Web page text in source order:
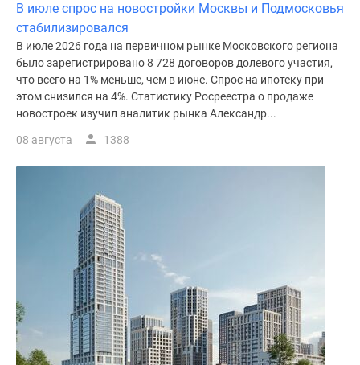
водоема
Коттеджные
поселки
ипотеку
Бизнес-
центры
В июле спрос на новостройки Москвы и Подмосковья
стабилизировался
В июле 2026 года на первичном рынке Московского региона
было зарегистрировано 8 728 договоров долевого участия,
что всего на 1% меньше, чем в июне. Спрос на ипотеку при
этом снизился на 4%. Статистику Росреестра о продаже
новостроек изучил аналитик рынка Александр...
08 августа 1388